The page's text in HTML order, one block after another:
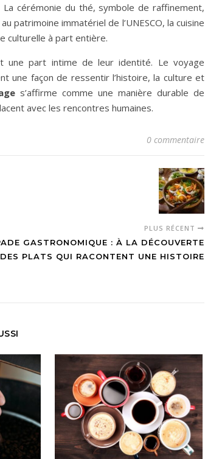
cérémonie du thé, symbole de raffinement,
patrimoine immatériel de l’UNESCO, la cuisine
culturelle à part entière.
une part intime de leur identité. Le voyage
une façon de ressentir l’histoire, la culture et
s’affirme comme une manière durable de
avec les rencontres humaines.
0 commentaire
PLUS RÉCENT
GASTRONOMIQUE : À LA DÉCOUVERTE
DES PLATS QUI RACONTENT UNE HISTOIRE